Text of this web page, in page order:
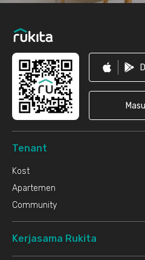
Tenant
Kost
Apartemen
Community
Kerjasama Rukita